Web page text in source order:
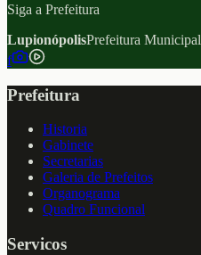
Siga a Prefeitura
LupionópolisPrefeitura Municipal
f
Prefeitura
Historia
Gabinete
Secretarias
Galeria de Prefeitos
Organograma
Quadro Funcional
Servicos